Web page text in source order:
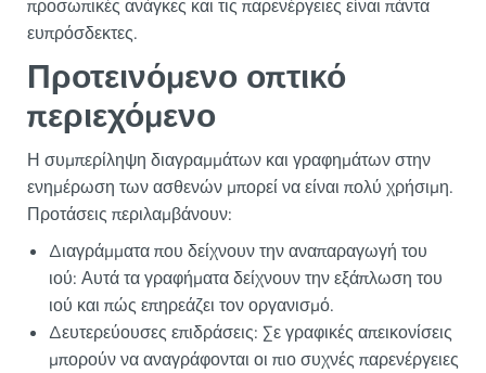
προσωπικές ανάγκες και τις παρενέργειες είναι πάντα
ευπρόσδεκτες.
Προτεινόμενο οπτικό
περιεχόμενο
Η συμπερίληψη διαγραμμάτων και γραφημάτων στην
ενημέρωση των ασθενών μπορεί να είναι πολύ χρήσιμη.
Προτάσεις περιλαμβάνουν:
Διαγράμματα που δείχνουν την αναπαραγωγή του
ιού: Αυτά τα γραφήματα δείχνουν την εξάπλωση του
ιού και πώς επηρεάζει τον οργανισμό.
Δευτερεύουσες επιδράσεις: Σε γραφικές απεικονίσεις
μπορούν να αναγράφονται οι πιο συχνές παρενέργειες